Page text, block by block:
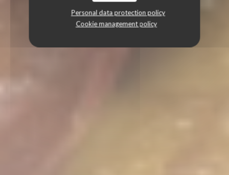
Personal data protection policy
Cookie management policy